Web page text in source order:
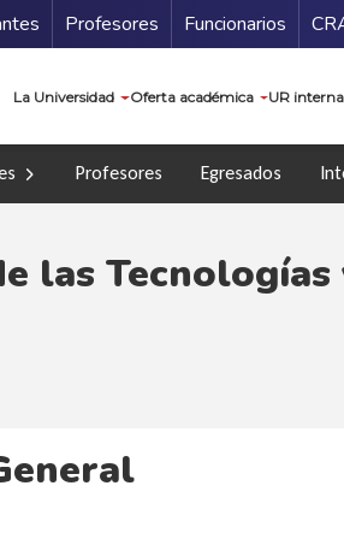
Profesores Funcionarios
La Universidad Oferta académica UR
Profesores Egresados
las